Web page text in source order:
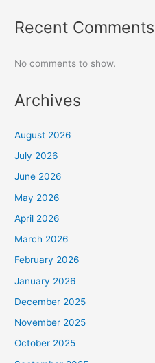
Recent Comments
No comments to show.
Archives
August 2026
July 2026
June 2026
May 2026
April 2026
March 2026
February 2026
January 2026
December 2025
November 2025
October 2025